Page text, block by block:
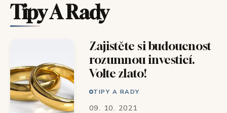
Tipy A Rady
Zajistěte si budoucnost
rozumnou investicí.
Volte zlato!
TIPY A RADY
09. 10. 2021